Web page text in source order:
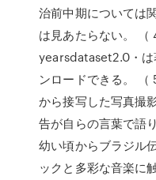
治前中期については
は見あたらない。
yearsdataset2.0・は
ンロードできる。 （
から接写した写真撮
告が自らの言葉で語
幼い頃からブラジル
ックと多彩な音楽に